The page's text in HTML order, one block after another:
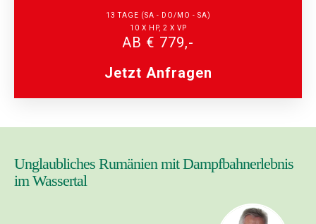
13 TAGE (SA - DO/MO - SA)
10 X HP, 2 X VP
AB € 779,-
Jetzt Anfragen
Unglaubliches Rumänien mit Dampfbahnerlebnis
im Wassertal